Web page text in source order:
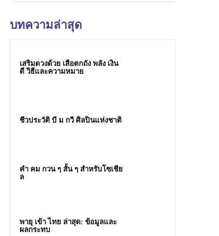
บทความล่าสุด
เสริมดวงด้วย เสือตกถัง พลัง เงิน
ดี วิธีและความหมาย
ชีวประวัติ บี ม กวี ศิลปินแห่งชาติ
คํา คม กวน ๆ สั้น ๆ สำหรับโซเชีย
ล
พายุ เข้า ไทย ล่าสุด: ข้อมูลและ
ผลกระทบ